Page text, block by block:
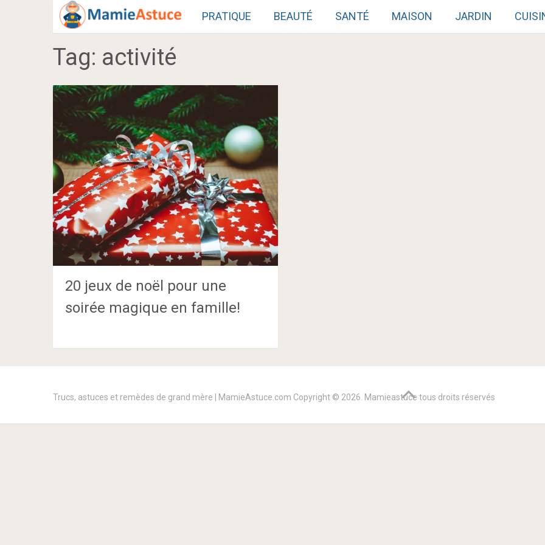
PRATIQUE BEAUTÉ SANTÉ MAISON JARDIN
Tag: activité
20 jeux de noël pour une
soirée magique en famille!
Trucs, astuces et remèdes de grand mère | MamieAstuce.com Copyright © 2026. Mamieastuce tous droits réservés